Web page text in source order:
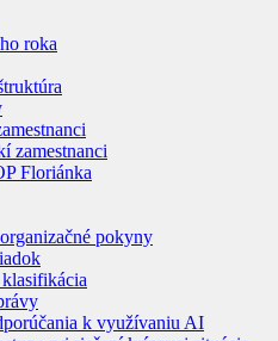
roka
zamestnanci
Floriánka
pokyny
k využívaniu AI